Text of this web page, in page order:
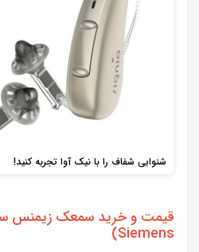
شنوایی شفاف را با نیک آوا تجربه کنید!
Siemens)